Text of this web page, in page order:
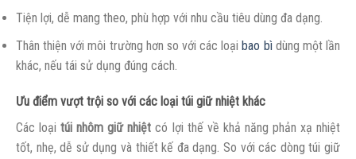
Tiện lợi, dễ mang theo, phù hợp với nhu cầu tiêu dùng đa dạng.
Thân thiện với môi trường hơn so với các loạibao bì dùng một lần
khác, nếu tái sử dụng đúng cách.
Ưu điểm vượt trội so với các loại túi giữ nhiệt khác
Các loạitúi nhôm giữ nhiệt có lợi thế về khả năng phản xạ nhiệt
tốt, nhẹ, dễ sử dụng và thiết kế đa dạng. So với các dòng túi giữ